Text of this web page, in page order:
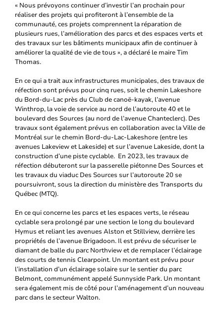
« Nous prévoyons continuer d’investir l’an prochain pour
réaliser des projets qui profiteront à l’ensemble de la
communauté, ces projets comprennent la réparation de
plusieurs rues, l’amélioration des parcs et des espaces verts et
des travaux sur les bâtiments municipaux afin de continuer à
améliorer la qualité de vie de tous », a déclaré le maire Tim
Thomas.
En ce qui a trait aux infrastructures municipales, des travaux de
réfection sont prévus pour cinq rues, soit le chemin Lakeshore
du Bord-du-Lac près du Club de canoë-kayak, l’avenue
Winthrop, la voie de service au nord de l’autoroute 40 et le
boulevard des Sources (au nord de l’avenue Chanteclerc). Des
travaux sont également prévus en collaboration avec la Ville de
Montréal sur le chemin Bord-du-Lac-Lakeshore (entre les
avenues Lakeview et Lakeside) et sur l’avenue Lakeside, dont la
construction d’une piste cyclable. En 2023, les travaux de
réfection débuteront sur la passerelle piétonne Des Sources et
les travaux du viaduc Des Sources sur l’autoroute 20 se
poursuivront, sous la direction du ministère des Transports du
Québec (MTQ).
En ce qui concerne les parcs et les espaces verts, le réseau
cyclable sera prolongé par une section le long du boulevard
Hymus et reliant les avenues Alston et Stillview, derrière les
propriétés de l’avenue Brigadoon. Il est prévu de sécuriser le
diamant de balle du parc Northview et de remplacer l’éclairage
des courts de tennis Clearpoint. Un montant est prévu pour
l’installation d’un éclairage solaire sur le sentier du parc
Belmont, communément appelé Sunnyside Park. Un montant
sera également mis de côté pour l’aménagement d’un nouveau
parc dans le secteur Walton.